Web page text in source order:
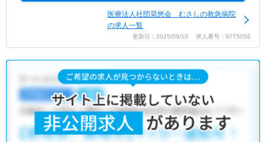
医療法人社団晃悠会 むさしの救急病院
の求人一覧
更新日：2025/09/10 求人番号：9775056